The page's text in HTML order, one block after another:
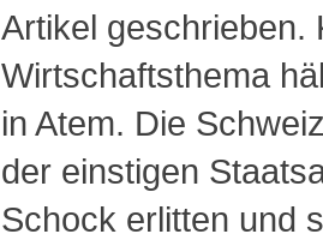
Artikel geschrieben.
Wirtschaftsthema
in Atem. Die
der einstigen
Schock erlitten und